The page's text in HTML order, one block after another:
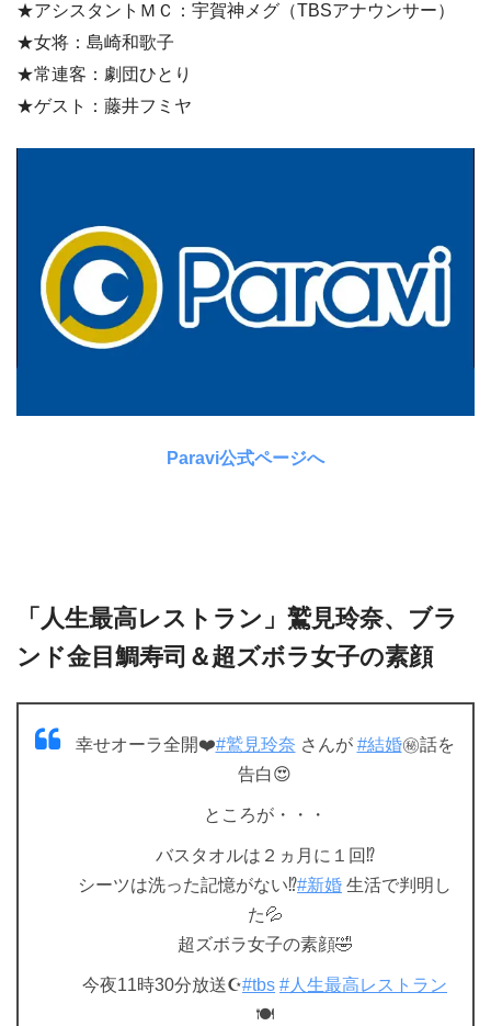
★アシスタントＭＣ：宇賀神メグ（TBSアナウンサー）
★女将：島崎和歌子
★常連客：劇団ひとり
★ゲスト：藤井フミヤ
Paravi公式ページへ
「人生最高レストラン」鷲見玲奈、ブラ
ンド金目鯛寿司＆超ズボラ女子の素顔
幸せオーラ全開❤️#鷲見玲奈 さんが #結婚㊙️話を
告白😍
ところが・・・
バスタオルは２ヵ月に１回⁉️
シーツは洗った記憶がない⁉️#新婚 生活で判明し
た💦
超ズボラ女子の素顔🤣
今夜11時30分放送☪️#tbs #人生最高レストラン
🍽️